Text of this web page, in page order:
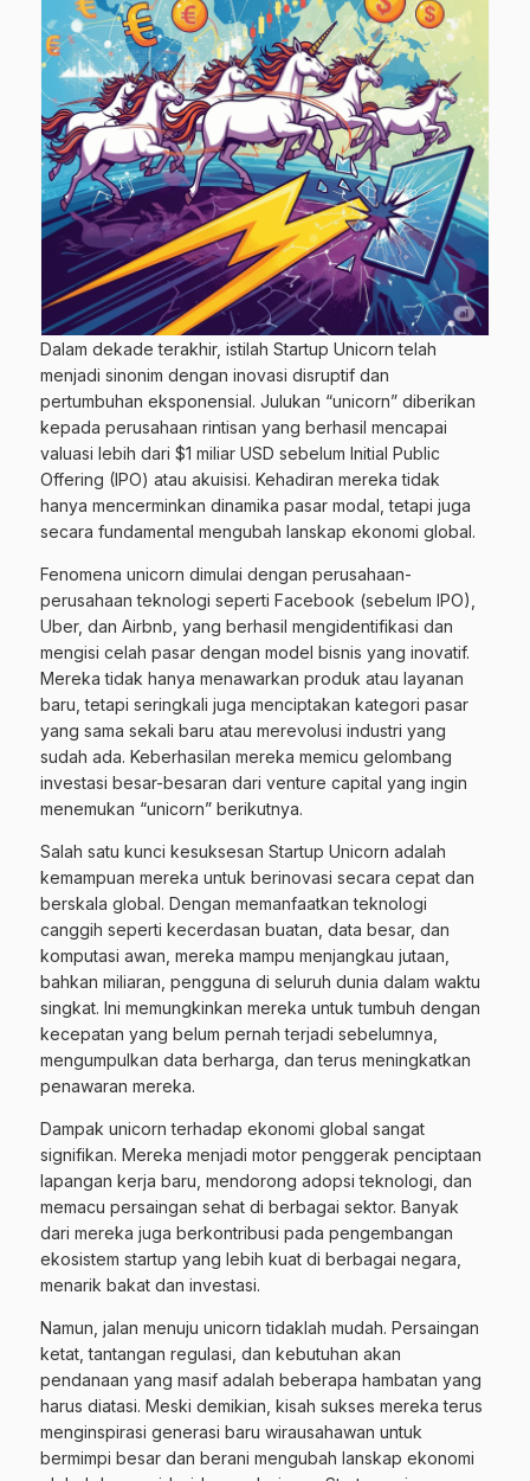
Dalam dekade terakhir, istilah Startup Unicorn telah
menjadi sinonim dengan inovasi disruptif dan
pertumbuhan eksponensial. Julukan “unicorn” diberikan
kepada perusahaan rintisan yang berhasil mencapai
valuasi lebih dari $1 miliar USD sebelum Initial Public
Offering (IPO) atau akuisisi. Kehadiran mereka tidak
hanya mencerminkan dinamika pasar modal, tetapi juga
secara fundamental mengubah lanskap ekonomi global.
Fenomena unicorn dimulai dengan perusahaan-
perusahaan teknologi seperti Facebook (sebelum IPO),
Uber, dan Airbnb, yang berhasil mengidentifikasi dan
mengisi celah pasar dengan model bisnis yang inovatif.
Mereka tidak hanya menawarkan produk atau layanan
baru, tetapi seringkali juga menciptakan kategori pasar
yang sama sekali baru atau merevolusi industri yang
sudah ada. Keberhasilan mereka memicu gelombang
investasi besar-besaran dari venture capital yang ingin
menemukan “unicorn” berikutnya.
Salah satu kunci kesuksesan Startup Unicorn adalah
kemampuan mereka untuk berinovasi secara cepat dan
berskala global. Dengan memanfaatkan teknologi
canggih seperti kecerdasan buatan, data besar, dan
komputasi awan, mereka mampu menjangkau jutaan,
bahkan miliaran, pengguna di seluruh dunia dalam waktu
singkat. Ini memungkinkan mereka untuk tumbuh dengan
kecepatan yang belum pernah terjadi sebelumnya,
mengumpulkan data berharga, dan terus meningkatkan
penawaran mereka.
Dampak unicorn terhadap ekonomi global sangat
signifikan. Mereka menjadi motor penggerak penciptaan
lapangan kerja baru, mendorong adopsi teknologi, dan
memacu persaingan sehat di berbagai sektor. Banyak
dari mereka juga berkontribusi pada pengembangan
ekosistem startup yang lebih kuat di berbagai negara,
menarik bakat dan investasi.
Namun, jalan menuju unicorn tidaklah mudah. Persaingan
ketat, tantangan regulasi, dan kebutuhan akan
pendanaan yang masif adalah beberapa hambatan yang
harus diatasi. Meski demikian, kisah sukses mereka terus
menginspirasi generasi baru wirausahawan untuk
bermimpi besar dan berani mengubah lanskap ekonomi